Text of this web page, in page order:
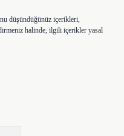
düşündüğünüz içerikleri,
halinde, ilgili içerikler yasal